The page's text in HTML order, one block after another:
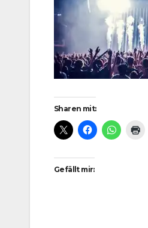
Sharen mit:
Gefällt mir: